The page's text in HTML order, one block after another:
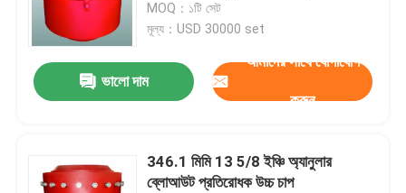
আমাদের সম্পর্কে
কারখানা ভ্রমণ
আমাদের সাথে যোগাযোগ করুন
MOQ：১টি সেট
মূল্য：USD 30000 set
ভালো দাম
আমাদের সাথে যোগাযোগ
করুন
346.1 মিমি 13 5/8 ইঞ্চি অ্যানুলার
ব্লোআউট প্রতিরোধক উচ্চ চাপ